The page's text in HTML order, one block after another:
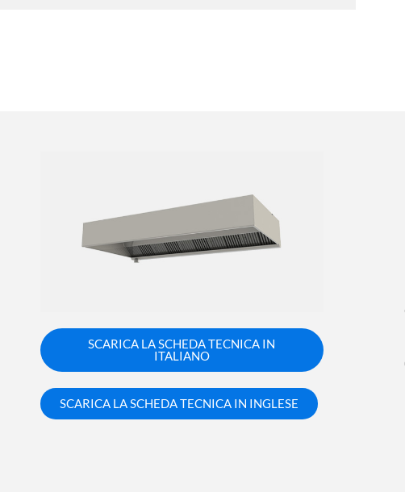
SCARICA LA SCHEDA TECNICA IN
ITALIANO
SCARICA LA SCHEDA TECNICA IN INGLESE